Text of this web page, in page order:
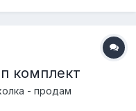
комплект
- продам